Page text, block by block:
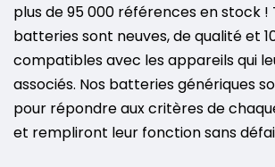
plus de 95 000 références en stock !
batteries sont neuves, de qualité et
compatibles avec les appareils qui
associés. Nos batteries génériques
pour répondre aux critères de
et rempliront leur fonction sans